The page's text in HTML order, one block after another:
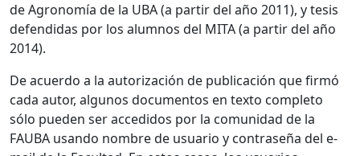
de Agronomía de la UBA (a partir del año 2011), y tesis
defendidas por los alumnos del MITA (a partir del año
2014).
De acuerdo a la autorización de publicación que firmó
cada autor, algunos documentos en texto completo
sólo pueden ser accedidos por la comunidad de la
FAUBA usando nombre de usuario y contraseña del e-